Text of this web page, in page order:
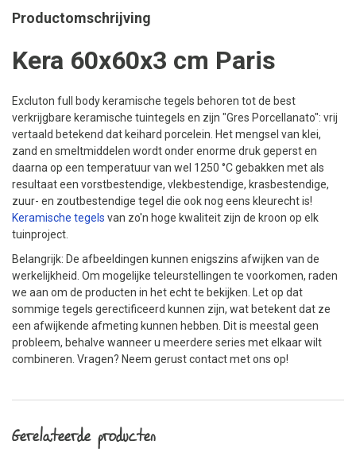
Productomschrijving
Kera 60x60x3 cm Paris
Excluton full body keramische tegels behoren tot de best
verkrijgbare keramische tuintegels en zijn "Gres Porcellanato": vrij
vertaald betekend dat keihard porcelein. Het mengsel van klei,
zand en smeltmiddelen wordt onder enorme druk geperst en
daarna op een temperatuur van wel 1250 °C gebakken met als
resultaat een vorstbestendige, vlekbestendige, krasbestendige,
zuur- en zoutbestendige tegel die ook nog eens kleurecht is!
Keramische tegels van zo'n hoge kwaliteit zijn de kroon op elk
tuinproject.
Belangrijk: De afbeeldingen kunnen enigszins afwijken van de
werkelijkheid. Om mogelijke teleurstellingen te voorkomen, raden
we aan om de producten in het echt te bekijken. Let op dat
sommige tegels gerectificeerd kunnen zijn, wat betekent dat ze
een afwijkende afmeting kunnen hebben. Dit is meestal geen
probleem, behalve wanneer u meerdere series met elkaar wilt
combineren. Vragen? Neem gerust contact met ons op!
Gerelateerde producten